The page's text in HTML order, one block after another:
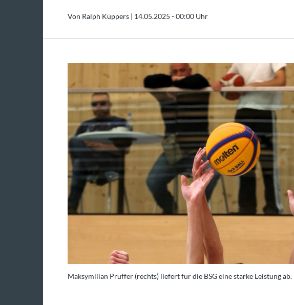
Von Ralph Küppers | 14.05.2025 - 00:00 Uhr
Maksymilian Prüffer (rechts) liefert für die BSG eine starke Leistung ab.